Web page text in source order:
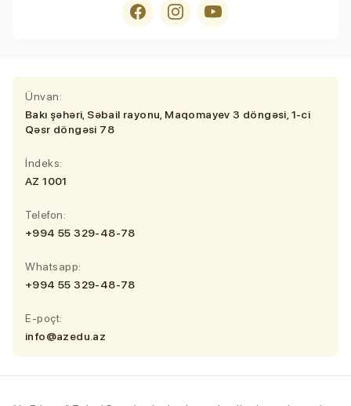
Ünvan:
Bakı şəhəri, Səbail rayonu, Maqomayev 3 döngəsi, 1-ci
Qəsr döngəsi 78
İndeks:
AZ 1001
Telefon:
+994 55 329-48-78
Whatsapp:
+994 55 329-48-78
E-poçt:
info@azedu.az